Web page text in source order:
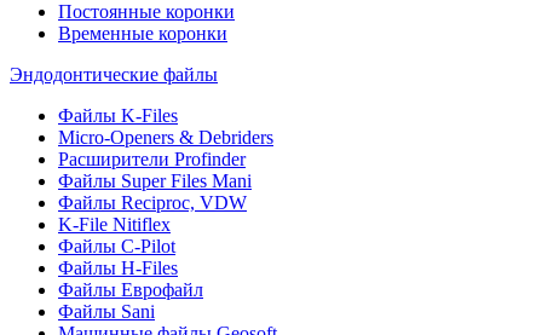
Постоянные коронки
Временные коронки
Эндодонтические файлы
Файлы K-Files
Micro-Openers & Debriders
Расширители Profinder
Файлы Super Files Mani
Файлы Reciproc, VDW
K-File Nitiflex
Файлы C-Pilot
Файлы H-Files
Файлы Еврофайл
Файлы Sani